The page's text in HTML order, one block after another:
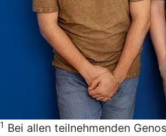
1 Bei allen teilnehmenden